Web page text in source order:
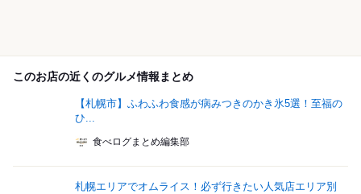
このお店の近くのグルメ情報まとめ
【札幌市】ふわふわ食感が病みつきのかき氷5選！至福の
ひ...
食べログまとめ編集部
札幌エリアでオムライス！必ず行きたい人気店エリア別